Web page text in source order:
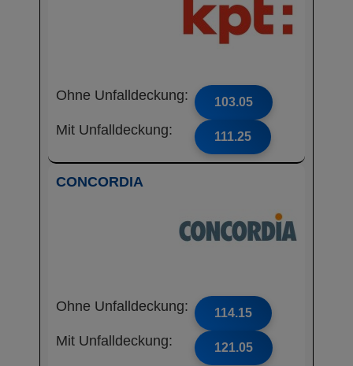
Ohne Unfalldeckung: 103.05
Mit Unfalldeckung: 111.25
CONCORDIA
Ohne Unfalldeckung: 114.15
Mit Unfalldeckung: 121.05